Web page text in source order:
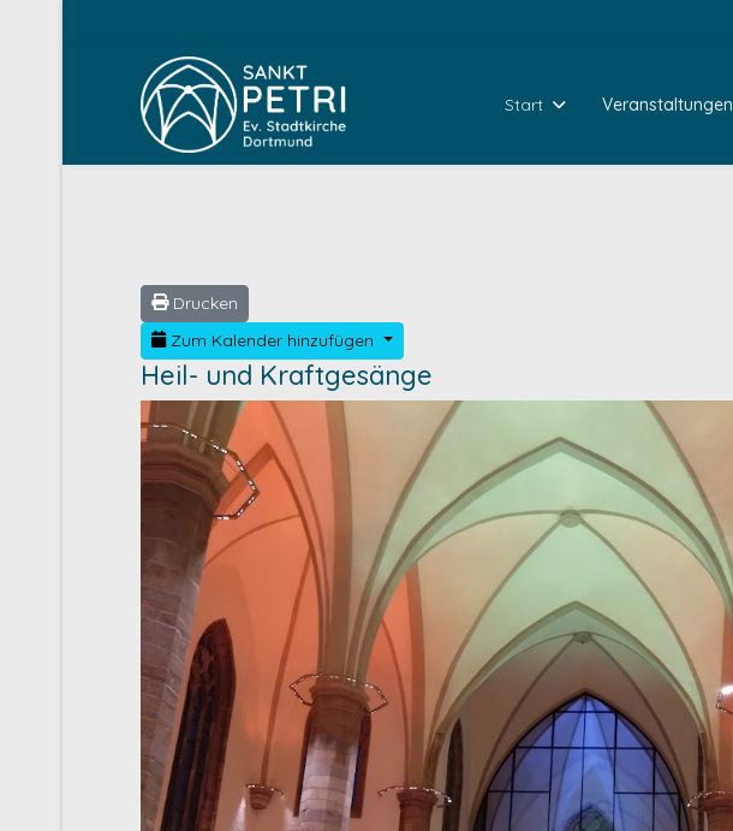
Start Veranstaltungen
Drucken
Zum Kalender hinzufügen
Heil- und Kraftgesänge